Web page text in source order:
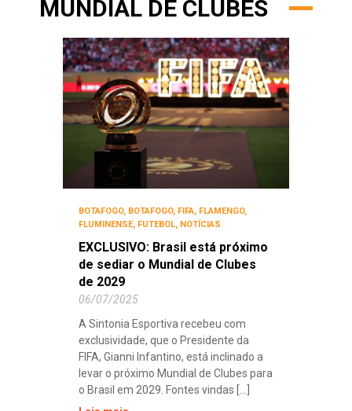
MUNDIAL DE CLUBES
BOTAFOGO, BOTAFOGO, FIFA, FLAMENGO,
FLUMINENSE, FUTEBOL, NOTÍCIAS
EXCLUSIVO: Brasil está próximo
de sediar o Mundial de Clubes
de 2029
06/07/2025
A Sintonia Esportiva recebeu com
exclusividade, que o Presidente da
FIFA, Gianni Infantino, está inclinado a
levar o próximo Mundial de Clubes para
o Brasil em 2029. Fontes vindas [...]